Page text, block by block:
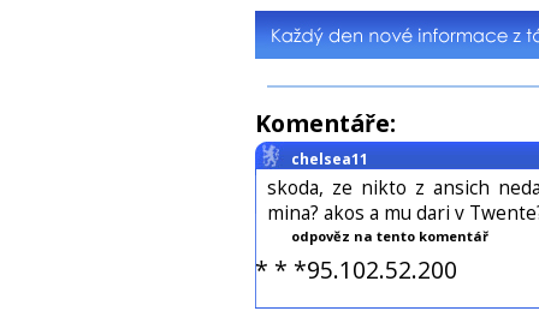
Komentáře:
chelsea11
skoda, ze nikto z ansich
mina? akos a mu dari v
odpověz na tento komentář
* * *95.102.52.200